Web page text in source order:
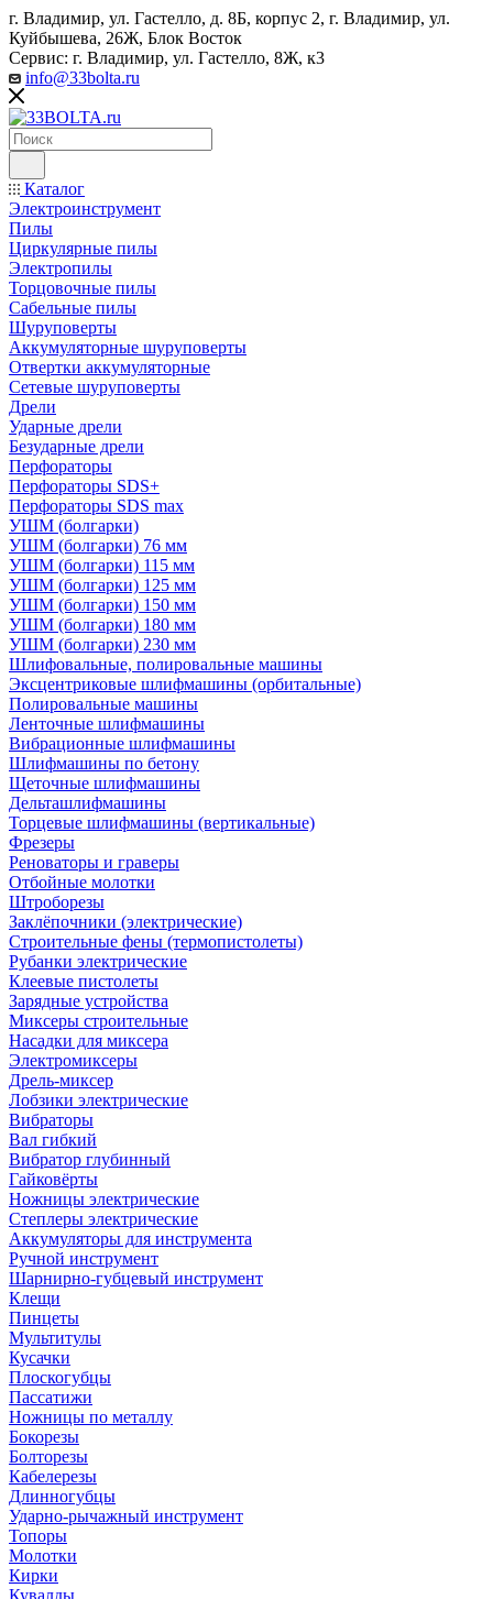
г. Владимир, ул. Гастелло, д. 8Б, корпус 2, г. Владимир, ул. ​
Куйбышева, 26Ж, Блок Восток
Сервис: г. Владимир, ул. Гастелло, 8Ж, к3
info@33bolta.ru
Каталог
Электроинструмент
Пилы
Циркулярные пилы
Электропилы
Торцовочные пилы
Сабельные пилы
Шуруповерты
Аккумуляторные шуруповерты
Отвертки аккумуляторные
Сетевые шуруповерты
Дрели
Ударные дрели
Безударные дрели
Перфораторы
Перфораторы SDS+
Перфораторы SDS max
УШМ (болгарки)
УШМ (болгарки) 76 мм
УШМ (болгарки) 115 мм
УШМ (болгарки) 125 мм
УШМ (болгарки) 150 мм
УШМ (болгарки) 180 мм
УШМ (болгарки) 230 мм
Шлифовальные, полировальные машины
Эксцентриковые шлифмашины (орбитальные)
Полировальные машины
Ленточные шлифмашины
Вибрационные шлифмашины
Шлифмашины по бетону
Щеточные шлифмашины
Дельташлифмашины
Торцевые шлифмашины (вертикальные)
Фрезеры
Реноваторы и граверы
Отбойные молотки
Штроборезы
Заклёпочники (электрические)
Строительные фены (термопистолеты)
Рубанки электрические
Клеевые пистолеты
Зарядные устройства
Миксеры строительные
Насадки для миксера
Электромиксеры
Дрель-миксер
Лобзики электрические
Вибраторы
Вал гибкий
Вибратор глубинный
Гайковёрты
Ножницы электрические
Степлеры электрические
Аккумуляторы для инструмента
Ручной инструмент
Шарнирно-губцевый инструмент
Клещи
Пинцеты
Мультитулы
Кусачки
Плоскогубцы
Пассатижи
Ножницы по металлу
Бокорезы
Болторезы
Кабелерезы
Длинногубцы
Ударно-рычажный инструмент
Топоры
Молотки
Кирки
Кувалды